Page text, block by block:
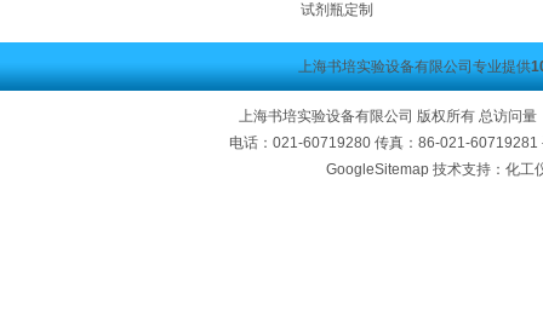
试剂瓶定制
上海书培实验设备有限公司专业提供
上海书培实验设备有限公司 版权所有 总访问量
电话：021-60719280 传真：86-021-
GoogleSitemap技术支持：化工